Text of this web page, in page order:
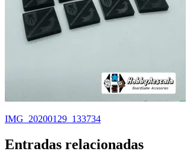
Navegación
de
entradas
IMG_20200129_133734
Entradas relacionadas